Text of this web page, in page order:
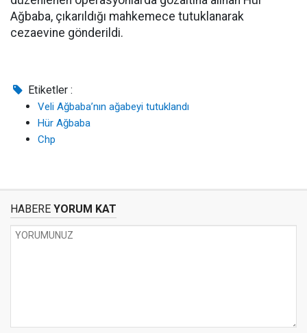
Ağbaba, çıkarıldığı mahkemece tutuklanarak
cezaevine gönderildi.
Etiketler :
Veli Ağbaba’nın ağabeyi tutuklandı
Hür Ağbaba
Chp
HABERE YORUM KAT